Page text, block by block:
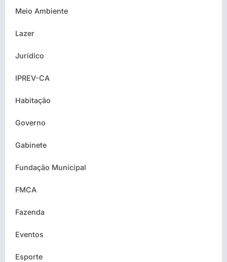
Meio Ambiente
Lazer
Jurídico
IPREV-CA
Habitação
Governo
Gabinete
Fundação Municipal
FMCA
Fazenda
Eventos
Esporte